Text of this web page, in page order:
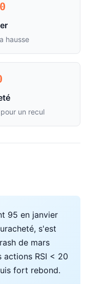
hausse
un recul
95 en janvier
s'est
de mars
actions RSI < 20
fort rebond.